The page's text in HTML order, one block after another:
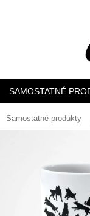
SAMOSTATNÉ
Samostatné produkty